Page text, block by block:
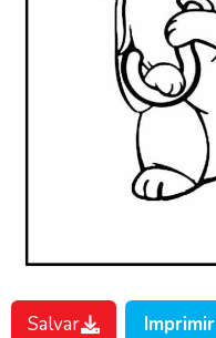
Salvar Imprimir